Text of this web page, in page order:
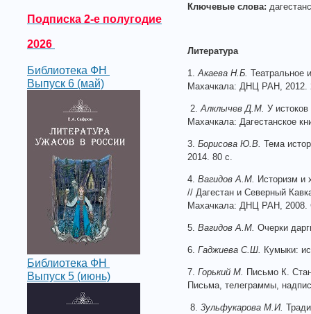
Подписка 2-е полугодие
2026
Библиотека ФН
Выпуск 6 (май)
Библиотека ФН
Выпуск 5 (июнь)
Ключевые слова:
Литература
1. Акаева Н.Б. Театральное
Махачкала: ДНЦ РАН, 2012.
2.Алклычев Д.М. У
Махачкала: Дагестанское
3. Борисова Ю.В. Тема
2014. 80 с.
4. Вагидов A.M. Историзм и
// Дагестан и Северный
Махачкала: ДНЦ РАН, 2008.
5. Вагидов А.М. Очерки
6. Гаджиева С.Ш. Кумыки:
7. Горький М. Письмо К.
Письма, телеграммы,
8. 3ульфукарова М.И.